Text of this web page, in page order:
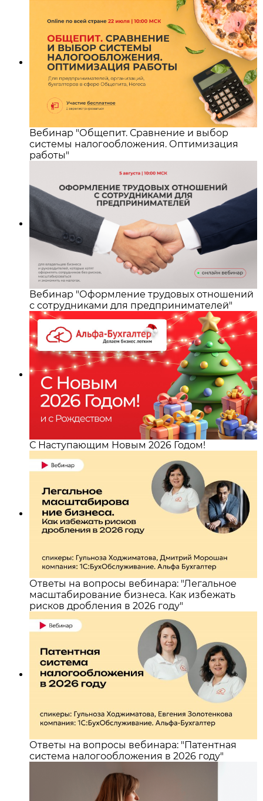
Вебинар "Общепит. Сравнение и выбор
системы налогообложения. Оптимизация
работы"
Вебинар "Оформление трудовых отношений
с сотрудниками для предпринимателей"
С Наступающим Новым 2026 Годом!
Ответы на вопросы вебинара: "Легальное
масштабирование бизнеса. Как избежать
рисков дробления в 2026 году"
Ответы на вопросы вебинара: "Патентная
система налогообложения в 2026 году"